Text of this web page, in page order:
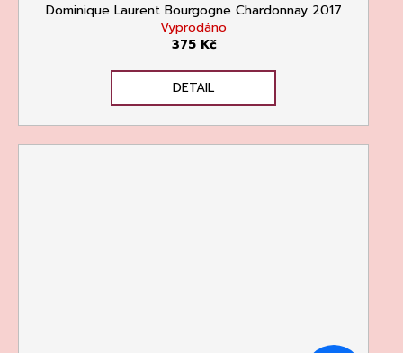
Dominique Laurent Bourgogne Chardonnay 2017
Vyprodáno
375 Kč
DETAIL